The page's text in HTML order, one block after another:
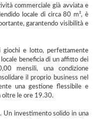
commerciale già avviata e
locale di circa 80 m², è
garantendo visibilità e
giochi e lotto, perfettamente
beneficia di un affitto dei
mensili, una condizione
il proprio business nel
una gestione flessibile e
oltre le ore 19.30.
Un investimento solido in una